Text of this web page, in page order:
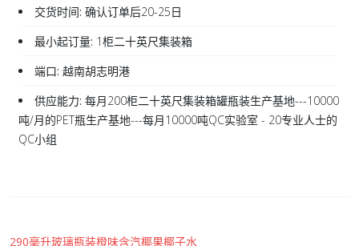
交货时间: 确认订单后20-25日
最小起订量: 1柜二十英尺集装箱
端口: 越南胡志明港
供应能力: 每月200柜二十英尺集装箱罐瓶装生产基地---10000
吨/月的PET瓶生产基地---每月10000吨QC实验室 - 20专业人士的
QC小组
290毫升玻璃瓶装橙味含汽椰果椰子水